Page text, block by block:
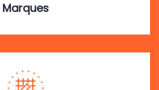
Marques